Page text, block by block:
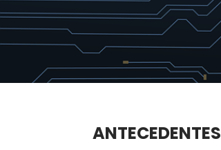
ANTECEDENTES